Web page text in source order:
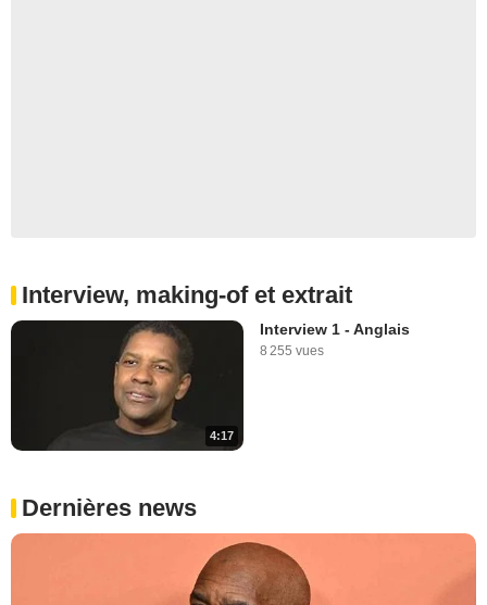
Interview, making-of et extrait
4:17
Interview 1 - Anglais
8 255 vues
Dernières news